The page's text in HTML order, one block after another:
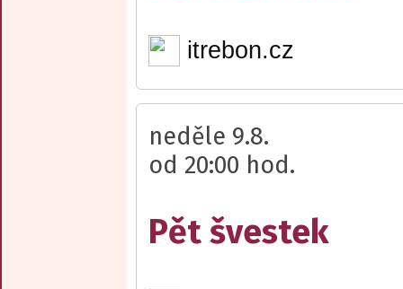
itrebon.cz
neděle 9.8.
od 20:00 hod.
Pět švestek